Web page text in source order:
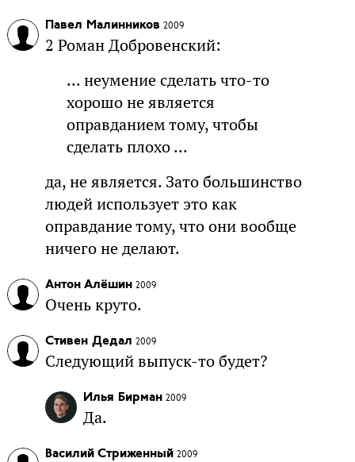
Павел Малинников 2009
2 Роман Добровенский:
... неумение сделать что-то
хорошо не является
оправданием тому, чтобы
сделать плохо ...
да, не является. Зато большинство
людей использует это как
оправдание тому, что они вообще
ничего не делают.
Антон Алёшин 2009
Очень круто.
Стивен Дедал 2009
Следующий выпуск-то будет?
Илья Бирман 2009
Да.
Василий Стриженный 2009